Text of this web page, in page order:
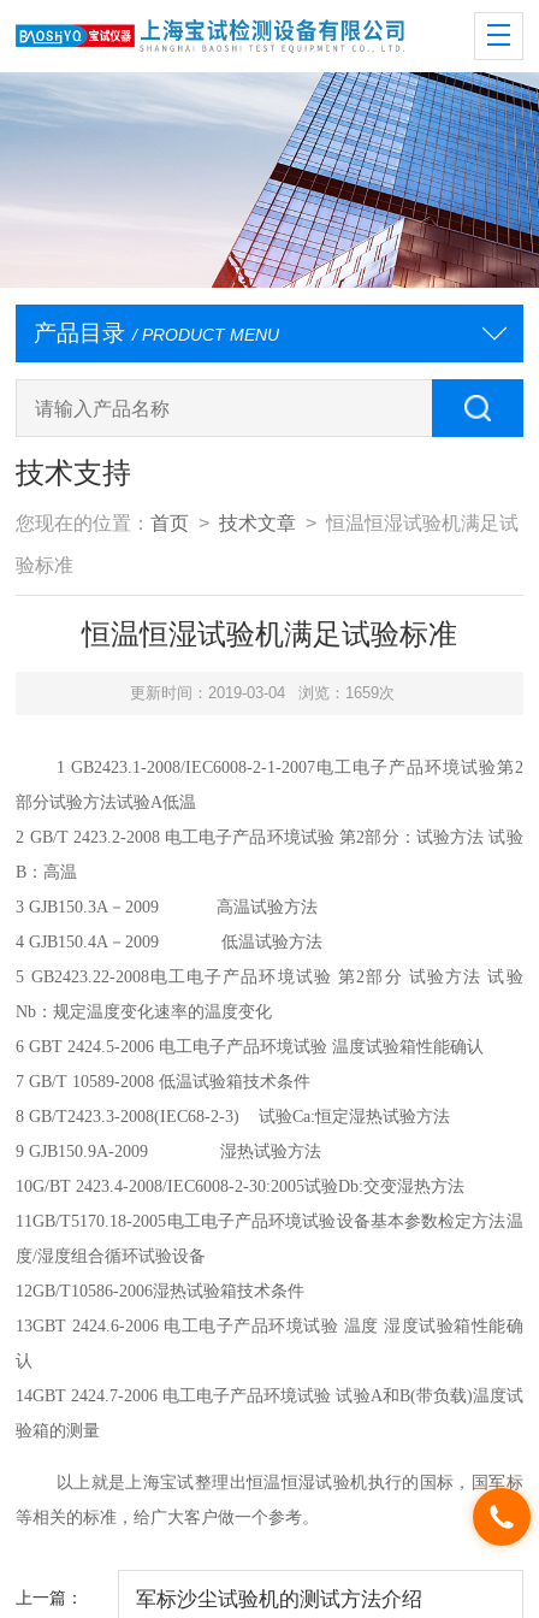
产品目录 / PRODUCT MENU
技术支持
您现在的位置：首页 >技术文章 > 恒温恒湿试验机满足试
验标准
恒温恒湿试验机满足试验标准
更新时间：2019-03-04 浏览：1659次
1 GB2423.1-2008/IEC6008-2-1-2007电工电子产品环境试验第2
部分试验方法试验A低温
2 GB/T 2423.2-2008 电工电子产品环境试验 第2部分：试验方法 试验
B：高温
3 GJB150.3A－2009 高温试验方法
4 GJB150.4A－2009 低温试验方法
5 GB2423.22-2008电工电子产品环境试验 第2部分 试验方法 试验
Nb：规定温度变化速率的温度变化
6 GBT 2424.5-2006 电工电子产品环境试验 温度试验箱性能确认
7 GB/T 10589-2008 低温试验箱技术条件
8 GB/T2423.3-2008(IEC68-2-3) 试验Ca:恒定湿热试验方法
9 GJB150.9A-2009 湿热试验方法
10G/BT 2423.4-2008/IEC6008-2-30:2005试验Db:交变湿热方法
11GB/T5170.18-2005电工电子产品环境试验设备基本参数检定方法温
度/湿度组合循环试验设备
12GB/T10586-2006湿热试验箱技术条件
13GBT 2424.6-2006 电工电子产品环境试验 温度 湿度试验箱性能确
认
14GBT 2424.7-2006 电工电子产品环境试验 试验A和B(带负载)温度试
验箱的测量
以上就是上海宝试整理出恒温恒湿试验机执行的国标，国军标
等相关的标准，给广大客户做一个参考。
上一篇： 军标沙尘试验机的测试方法介绍